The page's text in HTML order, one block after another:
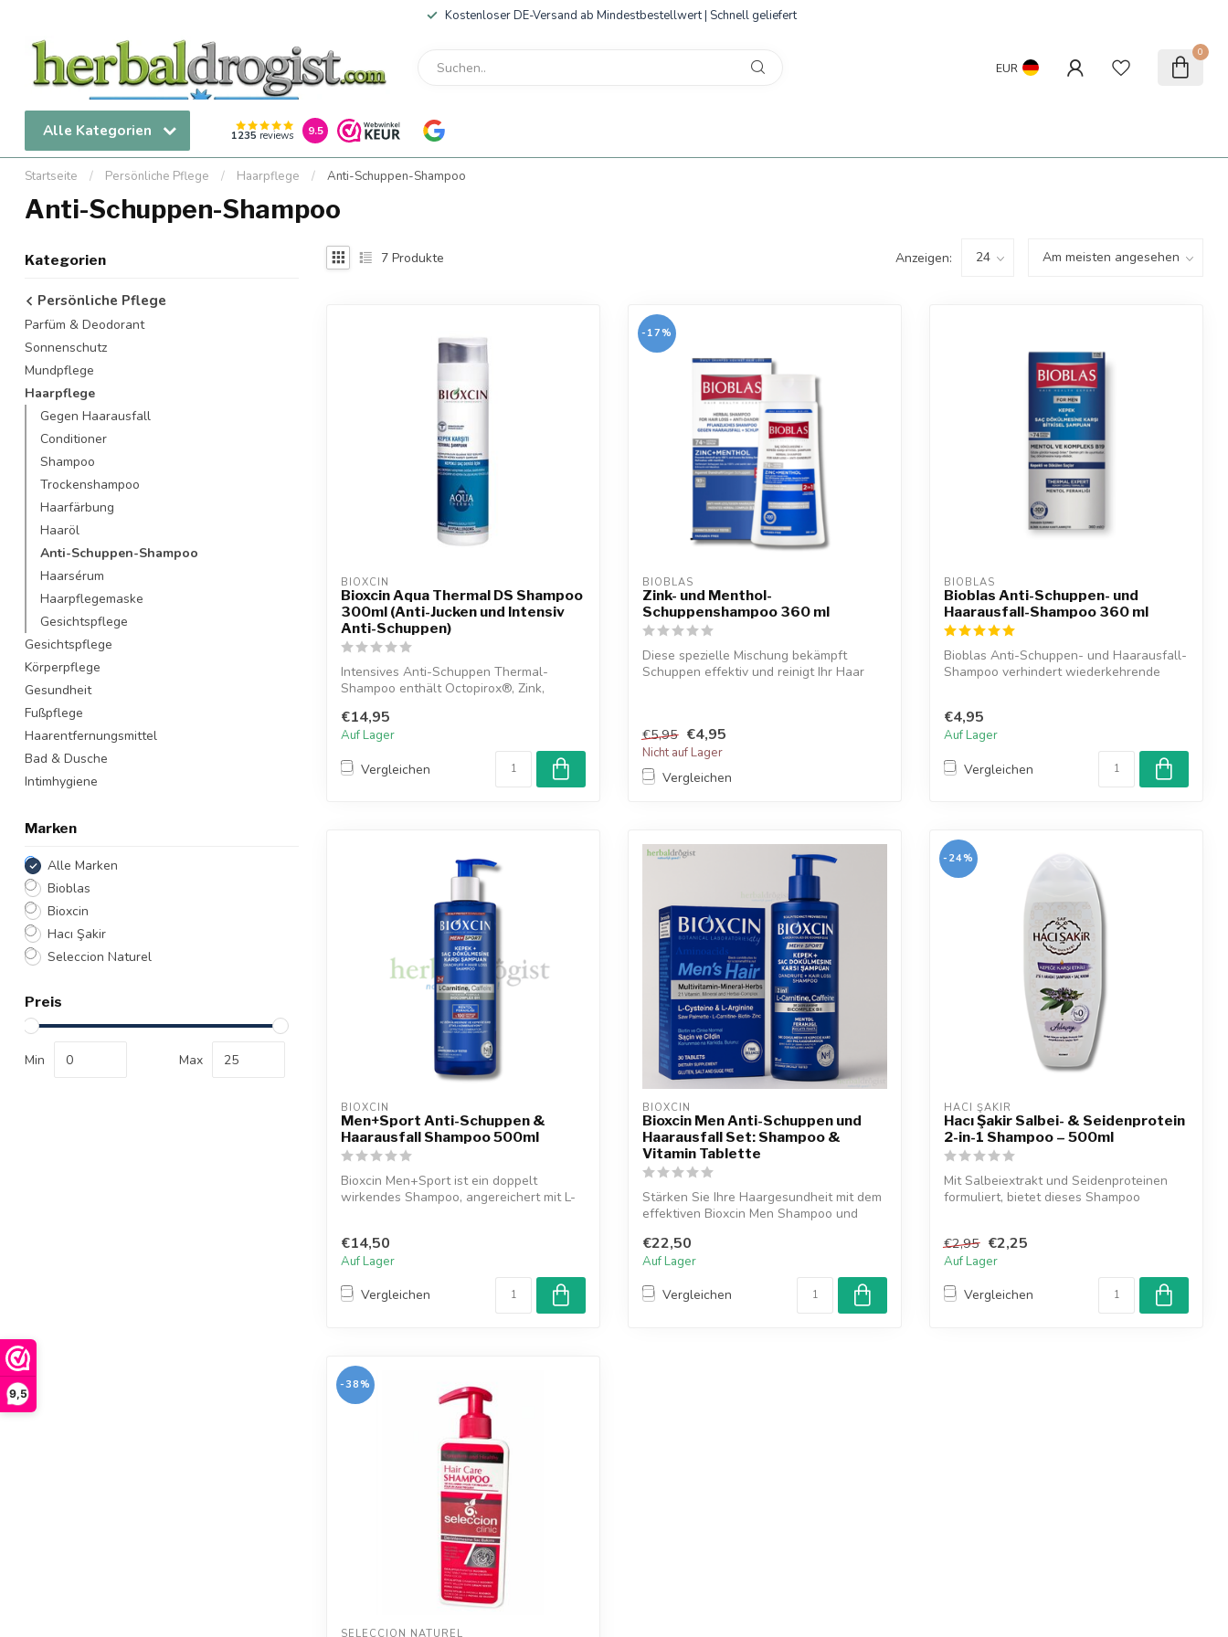
9,5
Kostenloser DE-Versand ab Mindestbestellwert | Schnell geliefert
EUR
0
Alle Kategorien 1235 reviews 9.5
Startseite / Persönliche Pflege / Haarpflege / Anti-Schuppen-Shampoo
Anti-Schuppen-Shampoo
Kategorien
Persönliche Pflege
Parfüm & Deodorant
Sonnenschutz
Mundpflege
Haarpflege
Gegen Haarausfall
Conditioner
Shampoo
Trockenshampoo
Haarfärbung
Haaröl
Anti-Schuppen-Shampoo
Haarsérum
Haarpflegemaske
Gesichtspflege
Gesichtspflege
Körperpflege
Gesundheit
Fußpflege
Haarentfernungsmittel
Bad & Dusche
Intimhygiene
Marken
Alle Marken
Bioblas
Bioxcin
Hacı Şakir
Seleccion Naturel
Preis
Min Max
7 Produkte Anzeigen:
BIOXCIN
Bioxcin Aqua Thermal DS Shampoo
300ml (Anti-Jucken und Intensiv
Anti-Schuppen)
Intensives Anti-Schuppen Thermal-
Shampoo enthält Octopirox®, Zink,
€14,95
Auf Lager
Vergleichen
-17%
BIOBLAS
Zink- und Menthol-
Schuppenshampoo 360 ml
Diese spezielle Mischung bekämpft
Schuppen effektiv und reinigt Ihr Haar
€5,95 €4,95
Nicht auf Lager
Vergleichen
BIOBLAS
Bioblas Anti-Schuppen- und
Haarausfall-Shampoo 360 ml
Bioblas Anti-Schuppen- und Haarausfall-
Shampoo verhindert wiederkehrende
€4,95
Auf Lager
Vergleichen
BIOXCIN
Men+Sport Anti-Schuppen &
Haarausfall Shampoo 500ml
Bioxcin Men+Sport ist ein doppelt
wirkendes Shampoo, angereichert mit L-
€14,50
Auf Lager
Vergleichen
BIOXCIN
Bioxcin Men Anti-Schuppen und
Haarausfall Set: Shampoo &
Vitamin Tablette
Stärken Sie Ihre Haargesundheit mit dem
effektiven Bioxcin Men Shampoo und
€22,50
Auf Lager
Vergleichen
-24%
HACI ŞAKIR
Hacı Şakir Salbei- & Seidenprotein
2-in-1 Shampoo – 500ml
Mit Salbeiextrakt und Seidenproteinen
formuliert, bietet dieses Shampoo
€2,95 €2,25
Auf Lager
Vergleichen
-38%
SELECCION NATUREL